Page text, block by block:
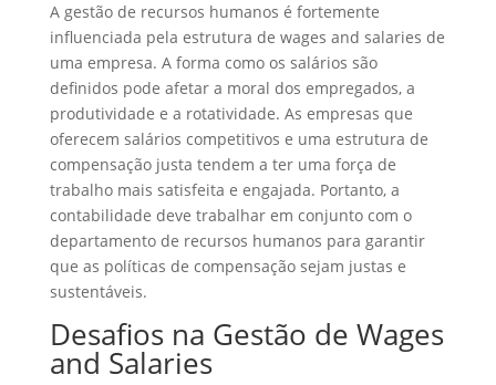
A gestão de recursos humanos é fortemente
influenciada pela estrutura de wages and salaries de
uma empresa. A forma como os salários são
definidos pode afetar a moral dos empregados, a
produtividade e a rotatividade. As empresas que
oferecem salários competitivos e uma estrutura de
compensação justa tendem a ter uma força de
trabalho mais satisfeita e engajada. Portanto, a
contabilidade deve trabalhar em conjunto com o
departamento de recursos humanos para garantir
que as políticas de compensação sejam justas e
sustentáveis.
Desafios na Gestão de Wages
and Salaries